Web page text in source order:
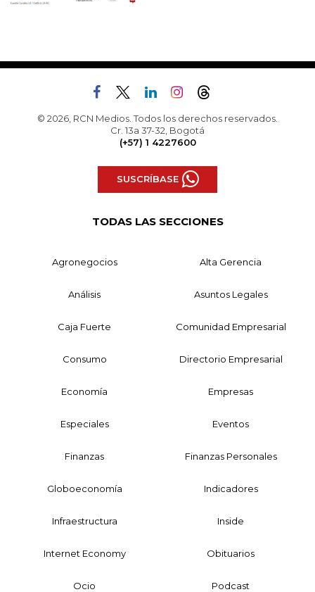
© 2026, RCN Medios. Todos los derechos reservados.
Cr. 13a 37-32, Bogotá
(+57) 1 4227600
SUSCRÍBASE
TODAS LAS SECCIONES
Agronegocios Alta Gerencia
Análisis Asuntos Legales
Caja Fuerte Comunidad Empresarial
Consumo Directorio Empresarial
Economía Empresas
Especiales Eventos
Finanzas Finanzas Personales
Globoeconomía Indicadores
Infraestructura Inside
Internet Economy Obituarios
Ocio Podcast